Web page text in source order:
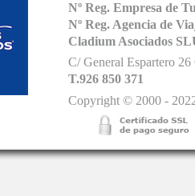
Nº Reg. Empresa de
Nº Reg. Agencia de
Cladium Asociados
C/ General Espartero
T.926 850 371
Copyright © 2000 -